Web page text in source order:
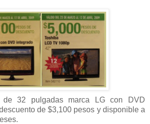
32 pulgadas marca LG con DVD
de $3,100 pesos y disponible a